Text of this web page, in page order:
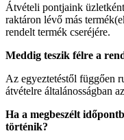
Átvételi pontjaink
raktáron lévő más
rendelt termék cseréjére.
Meddig teszik félre a
Az egyeztetéstől függően
átvételre általánosságban
Ha a megbeszélt
történik?